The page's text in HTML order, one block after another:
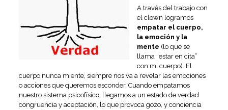
A través del trabajo con
el clown logramos
empatar el cuerpo,
la emoción y la
mente (lo que se
llama “estar en cita”
con mi cuerpo). El
cuerpo nunca miente, siempre nos va a revelar las emociones
o acciones que queremos esconder. Cuando empatamos
nuestro sistema psicofísico, llegamos a un estado de verdad
congruencia y aceptación, lo que provoca gozo, y conciencia